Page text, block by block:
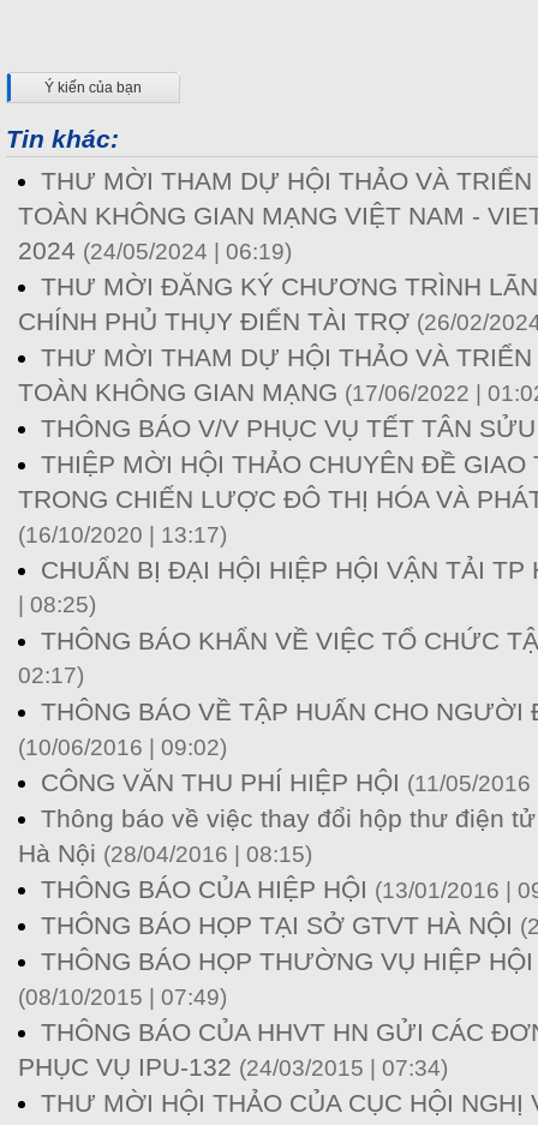
Ý kiến của bạn
Tin khác:
THƯ MỜI THAM DỰ HỘI THẢO VÀ
TOÀN KHÔNG GIAN MẠNG VIỆT NAM -
2024 (24/05/2024 | 06:19)
THƯ MỜI ĐĂNG KÝ CHƯƠNG TRÌNH
CHÍNH PHỦ THỤY ĐIỂN TÀI TRỢ (26/02/
THƯ MỜI THAM DỰ HỘI THẢO VÀ
TOÀN KHÔNG GIAN MẠNG (17/06/2022 |
THÔNG BÁO V/V PHỤC VỤ TẾT TÂN
THIỆP MỜI HỘI THẢO CHUYÊN ĐỀ GIAO
TRONG CHIẾN LƯỢC ĐÔ THỊ HÓA VÀ
(16/10/2020 | 13:17)
CHUẨN BỊ ĐẠI HỘI HIỆP HỘI VẬN TẢI TP
| 08:25)
THÔNG BÁO KHẨN VỀ VIỆC TỔ CHỨC
02:17)
THÔNG BÁO VỀ TẬP HUẤN CHO NGƯỜI
(10/06/2016 | 09:02)
CÔNG VĂN THU PHÍ HIỆP HỘI (11/05/2016
Thông báo về việc thay đổi hộp thư điện
Hà Nội (28/04/2016 | 08:15)
THÔNG BÁO CỦA HIỆP HỘI (13/01/2016 |
THÔNG BÁO HỌP TẠI SỞ GTVT HÀ NỘI
THÔNG BÁO HỌP THƯỜNG VỤ HIỆP
(08/10/2015 | 07:49)
THÔNG BÁO CỦA HHVT HN GỬI CÁC
PHỤC VỤ IPU-132 (24/03/2015 | 07:34)
THƯ MỜI HỘI THẢO CỦA CỤC HỘI NGHỊ